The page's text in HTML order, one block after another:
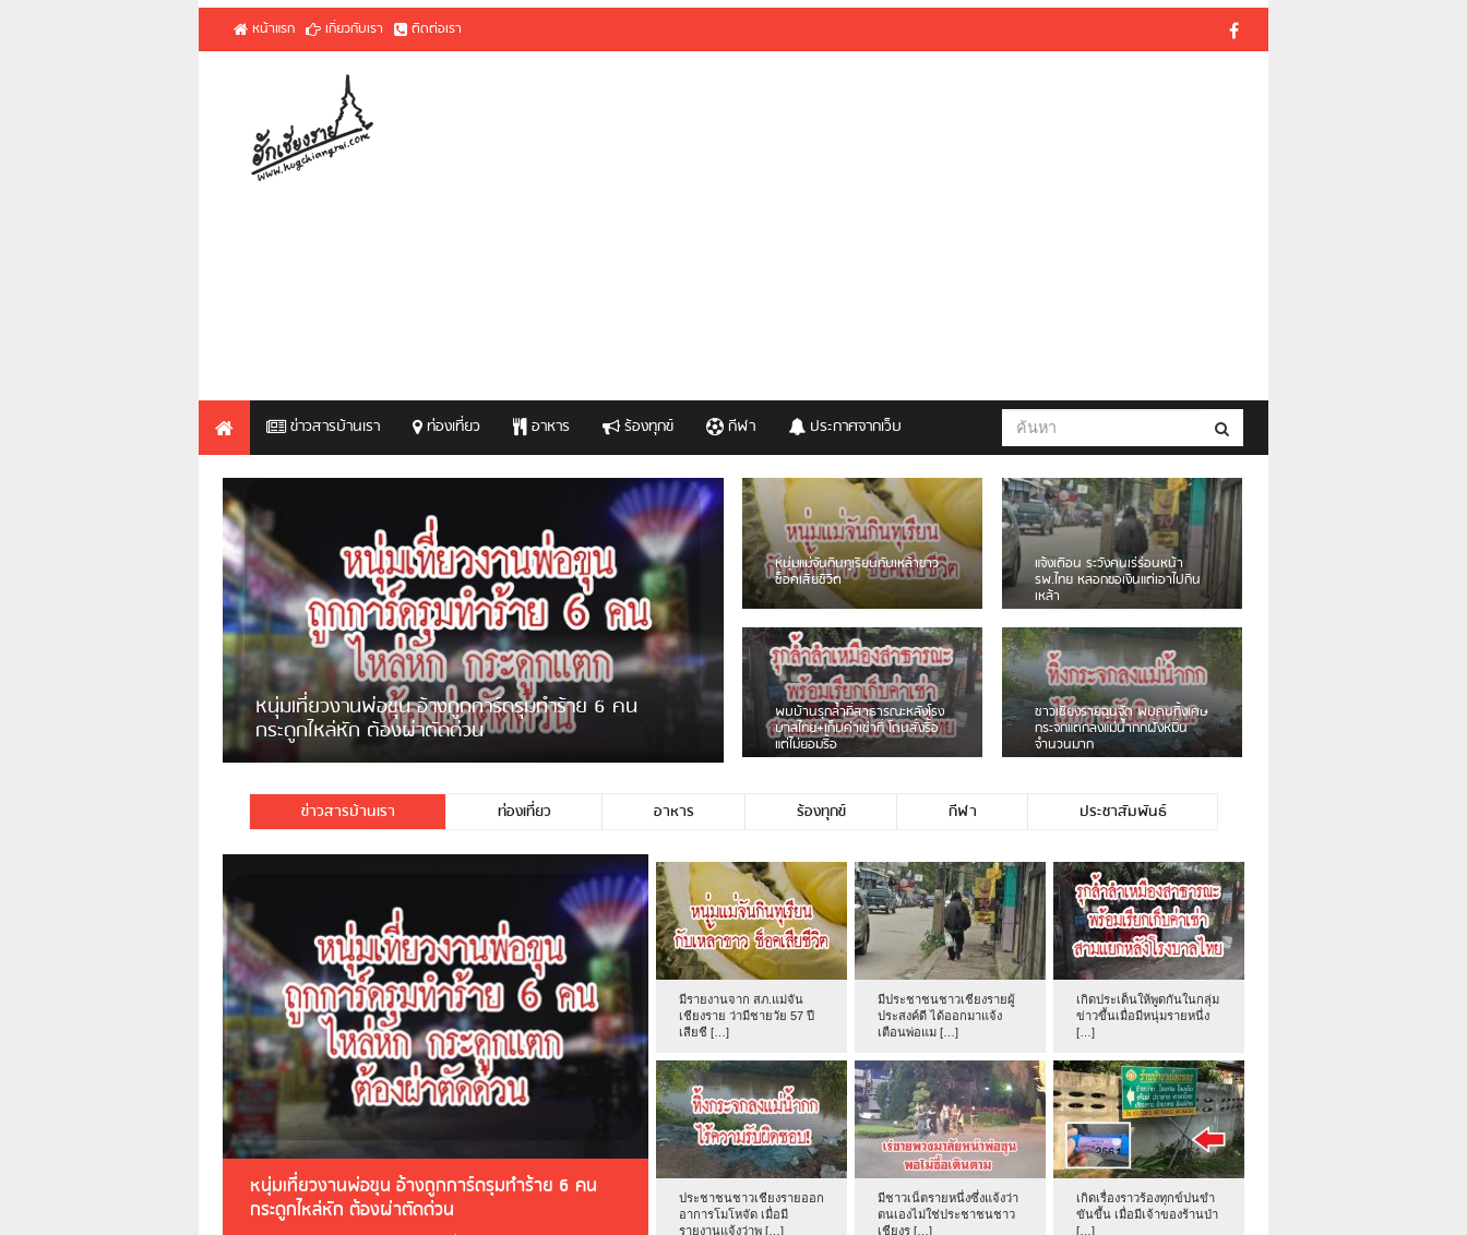
หน้าแรก เกี่ยวกับเรา ติดต่อเรา
ข่าวสารบ้านเรา ท่องเที่ยว อาหาร ร้องทุกข์ กีฬา ประกาศจากเว็บ
ชาวเน็ตสวดยับ! พบพม่าเร่ขายพวงมาลัยหน้าพ่อขุนฯ
พอไม่ซื้อเดินตาม
มีชาวเน็ตรายหนึ่งซึ่งแจ้งว่าตนเองไม่ใช่ประชาชนชาวเชียงร […]
ชาวเน็ตฮา! รถเครื่องแม่สายชน
ป้ายร้านโลงศพแล้วหนี พบเสาหัก
เบรคหัก หวิดได้ใช้บริการ
เดือนร้อน! ชาวเชียงรายบ่นรถ
Isuzu สีขาวซิ่งบายพาสเสียงดัง
สร้างความรำคาญ
หนุ่มเจียงฮายจ่ม พบถังน้ำดื่มตก
กลางถนน รถเครื่องหลบไม่ทันล้ม
บาดเจ็บ
ชาวผาลั้ง โวย ไร้หน่วยงานดูแล
ดินสไลด์ ต้องจัดการกันเอง
ข่าวสารบ้านเรา ท่องเที่ยว อาหาร ร้องทุกข์ กีฬา ประชาสัมพันธ์
หนุ่มเที่ยวงานพ่อขุน อ้างถูกการ์ดรุมทำร้าย 6 คน
กระดูกไหล่หัก ต้องผ่าตัดด่วน
มีรายงานจาก สภ.แม่จัน
เชียงราย ว่ามีชายวัย 57 ปี
เสียชี […]
มีประชาชนชาวเชียงรายผู้
ประสงค์ดี ได้ออกมาแจ้ง
เตือนพ่อแม […]
เกิดประเด็นให้พูดกันในกลุ่ม
ข่าวขึ้นเมื่อมีหนุ่มรายหนึ่ง
[…]
ประชาชนชาวเชียงรายออก
อาการโมโหจัด เมื่อมี
รายงานแจ้งว่าพ […]
มีชาวเน็ตรายหนึ่งซึ่งแจ้งว่า
ตนเองไม่ใช่ประชาชนชาว
เชียงร […]
เกิดเรื่องราวร้องทุกข์ปนขำ
ขันขึ้น เมื่อมีเจ้าของร้านป่า
[…]